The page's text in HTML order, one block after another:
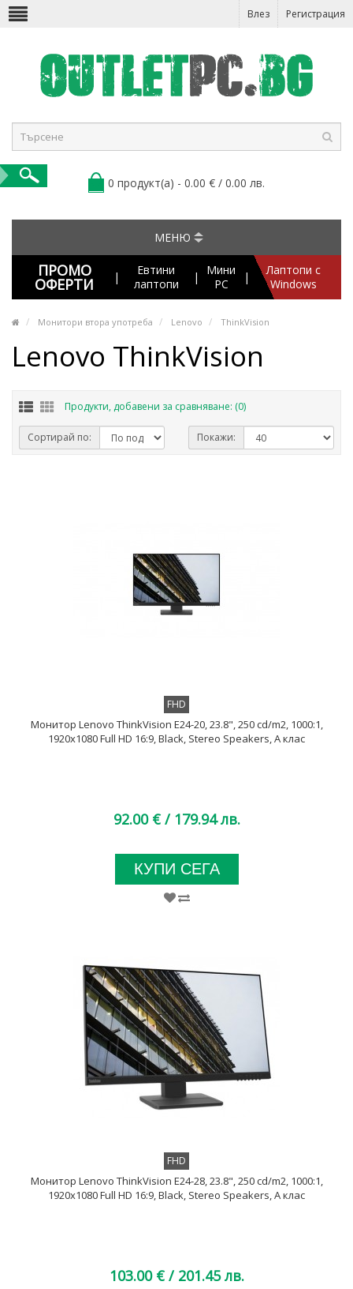
Влез Регистрация
0 продукт(а) - 0.00 € / 0.00 лв.
МЕНЮ
ПРОМО
ОФЕРТИ |
Евтини
лаптопи
|
Мини
PC
|
Лаптопи с
Windows
Монитори втора употреба Lenovo ThinkVision
Lenovo ThinkVision
Продукти, добавени за сравняване: (0)
Сортирай по: Покажи:
FHD
Монитор Lenovo ThinkVision E24-20, 23.8", 250 cd/m2, 1000:1,
1920x1080 Full HD 16:9, Black, Stereo Speakers, A клас
92.00 € / 179.94 лв.
КУПИ СЕГА
FHD
Монитор Lenovo ThinkVision E24-28, 23.8", 250 cd/m2, 1000:1,
1920x1080 Full HD 16:9, Black, Stereo Speakers, A клас
103.00 € / 201.45 лв.